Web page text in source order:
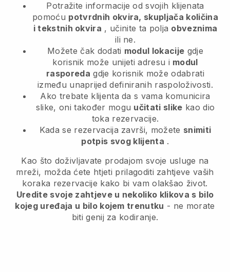
Potražite informacije od svojih klijenata
pomoću potvrdnih okvira, skupljača količina
i tekstnih okvira , učinite ta polja obveznima
ili ne.
Možete čak dodati modul lokacije gdje
korisnik može unijeti adresu i modul
rasporeda gdje korisnik može odabrati
između unaprijed definiranih raspoloživosti.
Ako trebate klijenta da s vama komunicira
slike, oni također mogu učitati slike kao dio
toka rezervacije.
Kada se rezervacija završi, možete snimiti
potpis svog klijenta .
Kao što doživljavate prodajom svoje usluge na
mreži, možda ćete htjeti prilagoditi zahtjeve vaših
koraka rezervacije kako bi vam olakšao život.
Uredite svoje zahtjeve u nekoliko klikova s bilo
kojeg uređaja u bilo kojem trenutku - ne morate
biti genij za kodiranje.